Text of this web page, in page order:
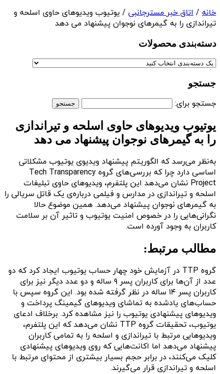
خانه / اتاق خبر مسترجانبی / یوتیوب ویدیوهای حاوی اسلحه و
تیراندازی را به گیمرهای نوجوان پیشنهاد می دهد
دسته‌بندی‌ محصولات
جستجو
جستجو برای:
یوتیوب ویدیوهای حاوی اسلحه و تیراندازی
را به گیمرهای نوجوان پیشنهاد می دهد
به‌نظر می‌رسد که الگوریتم پیشنهاد ویدیوی یوتیوب مشکلاتی
اساسی دارد چرا که بررسی‌های گروه Tech Transparency
Project نشان می‌دهد این پلتفرم، ویدیوهای حاوی تبلیغات
اسلحه و تیراندازی در مدارس و فیلمی درباره‌ی یک قاتل سریالی را
به گیمرهای نوجوان پیشنهاد می‌دهد. همین موضوع حالا
نگرانی‌هایی را در خصوص امنیت یوتیوب و تاثیر آن بر سلامت
کاربران به وجود آورده است.
مطالب مرتبط:
گروه TTP در آزمایش خود چهار حساب یوتیوب ایجاد کرد که دو
عدد از آن‌ها برای کاربران پسر ۹ ساله و دو عدد دیگر نیز برای
کاربران پسر ۱۴ ساله در نظر گرفته شده بود. این گروه سپس با
حساب‌های یادشده به تماشای ویدیوهای گیمینگ پرداخت و
ویدیوهای پیشنهادی یوتیوب را نیز مشاهده کرد. برخلاف ادعای
یوتیوب، تحقیقات گروه TTP نشان می‌دهد که این پلتفرم،
ویدیوهایی مرتبط با تیراندازی و اسلحه را به تمامی کاربران
پیشنهاد می‌دهد اما اکانت‌هایی که روی ویدیوهای پیشنهادی
کلیک می‌کنند، در برابر حجم بسیار بیشتری از محتوای مرتبط با
اسلحه و تیراندازی قرار می‌گیرند.